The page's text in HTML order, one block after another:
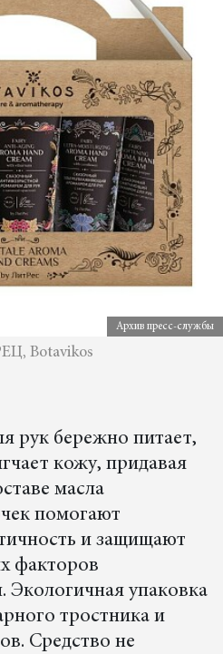
Архив пресс-службы
Botavikos
рук бережно питает,
кожу, придавая
масла
помогают
и защищают
факторов
упаковка
тростника и
Средство не